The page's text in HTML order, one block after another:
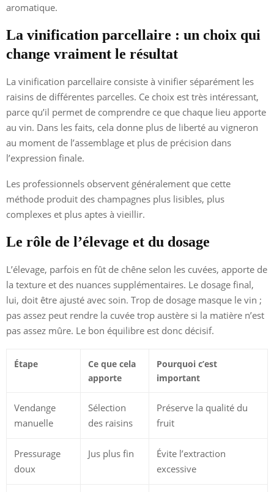
aromatique.
La vinification parcellaire : un choix qui
change vraiment le résultat
La vinification parcellaire consiste à vinifier séparément les
raisins de différentes parcelles. Ce choix est très intéressant,
parce qu’il permet de comprendre ce que chaque lieu apporte
au vin. Dans les faits, cela donne plus de liberté au vigneron
au moment de l’assemblage et plus de précision dans
l’expression finale.
Les professionnels observent généralement que cette
méthode produit des champagnes plus lisibles, plus
complexes et plus aptes à vieillir.
Le rôle de l’élevage et du dosage
L’élevage, parfois en fût de chêne selon les cuvées, apporte de
la texture et des nuances supplémentaires. Le dosage final,
lui, doit être ajusté avec soin. Trop de dosage masque le vin ;
pas assez peut rendre la cuvée trop austère si la matière n’est
pas assez mûre. Le bon équilibre est donc décisif.
Étape
Ce que cela
apporte
Pourquoi c’est
important
Vendange
manuelle
Sélection
des raisins
Préserve la qualité du
fruit
Pressurage
doux
Jus plus fin
Évite l’extraction
excessive